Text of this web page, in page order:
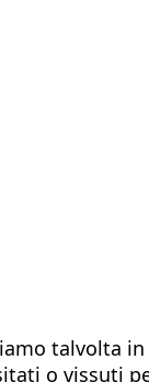
talvolta
o vissuti